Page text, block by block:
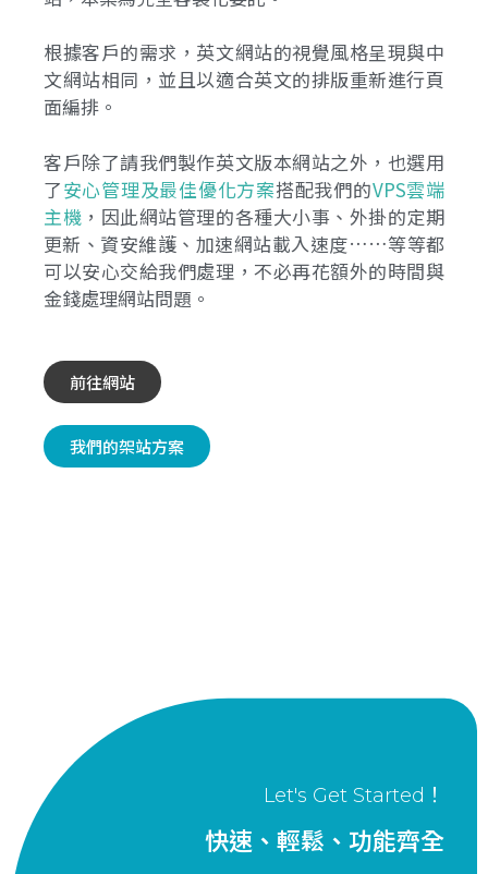
根據客戶的需求，英文網站的視覺風格呈現與中
文網站相同，並且以適合英文的排版重新進行頁
面編排。
客戶除了請我們製作英文版本網站之外，也選用
了安心管理及最佳優化方案搭配我們的VPS雲端
主機 ，因此網站管理的各種大小事、外掛的定期
更新、資安維護、加速網站載入速度……等等都
可以安心交給我們處理，不必再花額外的時間與
金錢處理網站問題。
前往網站
我們的架站方案
Let's Get Started！
快速、輕鬆、功能齊全